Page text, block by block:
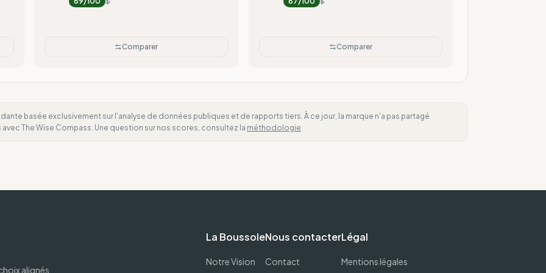
Comparer Comparer
basée exclusivement sur l'analyse de données publiques et de rapports tiers. À ce jour, la marque n'a pas partagé
The Wise Compass. Une question sur nos scores, consultez la méthodologie
alignés
La Boussole
Notre Vision
Nous contacter
Contact
Légal
Mentions légales